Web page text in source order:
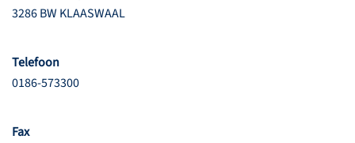
3286 BW KLAASWAAL
Telefoon
0186-573300
Fax